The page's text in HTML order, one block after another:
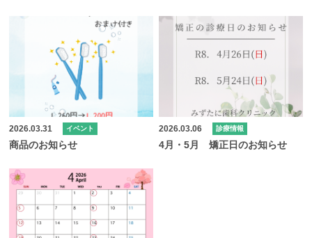
2026.03.31 イベント
商品のお知らせ
2026.03.06 診療情報
4月・5月 矯正日のお知らせ